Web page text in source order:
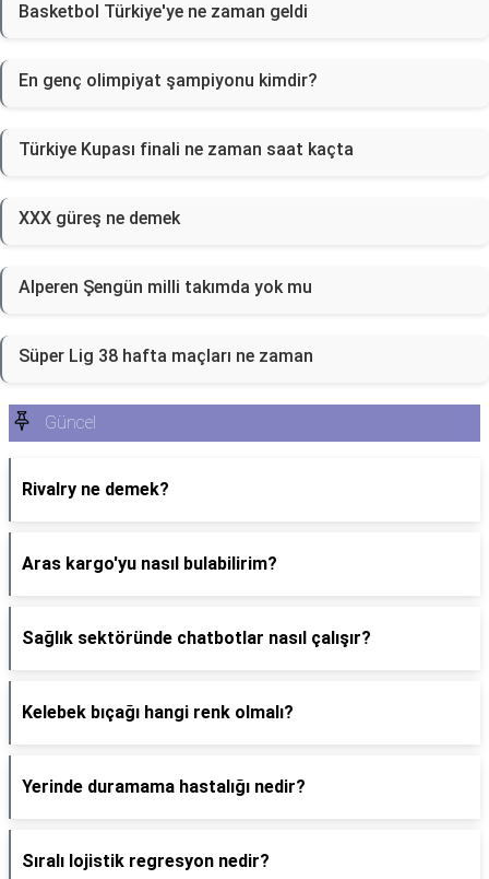
Basketbol Türkiye'ye ne zaman geldi
En genç olimpiyat şampiyonu kimdir?
Türkiye Kupası finali ne zaman saat kaçta
XXX güreş ne demek
Alperen Şengün milli takımda yok mu
Süper Lig 38 hafta maçları ne zaman
Güncel
Rivalry ne demek?
Aras kargo'yu nasıl bulabilirim?
Sağlık sektöründe chatbotlar nasıl çalışır?
Kelebek bıçağı hangi renk olmalı?
Yerinde duramama hastalığı nedir?
Sıralı lojistik regresyon nedir?